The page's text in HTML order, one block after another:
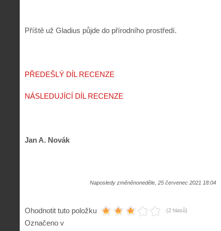
Příště už Gladius půjde do přírodního prostředí.
PŘEDEŠLÝ DÍL RECENZE
NÁSLEDUJÍCÍ DÍL RECENZE
Jan A. Novák
Naposledy změněnoneděle, 25 červenec 2021 18:04
Ohodnotit tuto položku (2 hlasů)
Označeno v